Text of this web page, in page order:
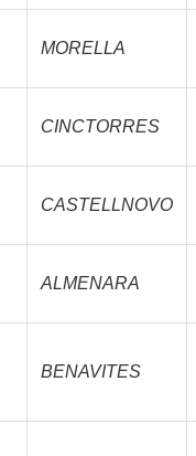
MORELLA
CINCTORRES
CASTELLNOVO
ALMENARA
BENAVITES